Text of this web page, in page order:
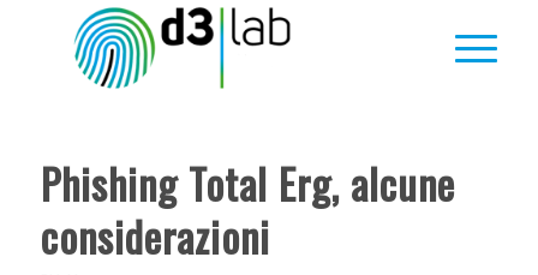
Phishing Total Erg, alcune
considerazioni